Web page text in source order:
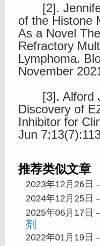
[2]. Jennifer
of the Histone
As a Novel
Refractory
Lymphoma.
November
[3]. Alford
Discovery of
Inhibitor for
Jun
推荐类似文章
2023年12月26日
2024年12月25日
2025年06月17日
剂
2022年01月19日